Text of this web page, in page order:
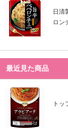
日
ロン
最近見た商品
ト